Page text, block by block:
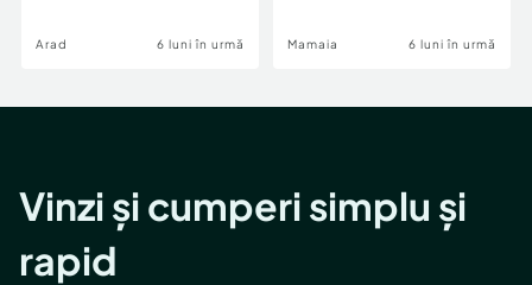
Arad 6 luni în urmă Mamaia 6 luni în urmă
Vinzi și cumperi simplu și
rapid